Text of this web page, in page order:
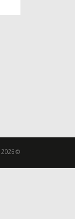
© 2026